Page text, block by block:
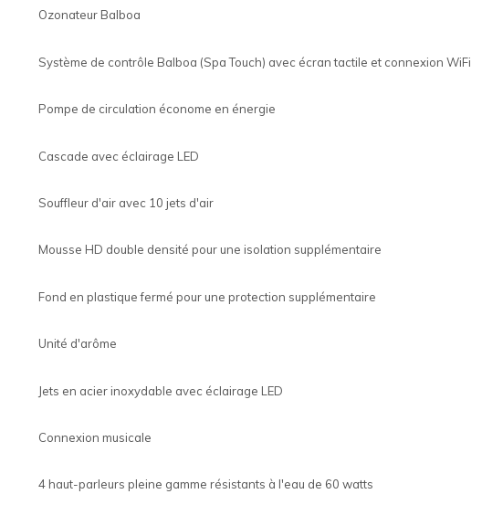
Ozonateur Balboa
Système de contrôle Balboa (Spa Touch) avec écran tactile et connexion WiFi
Pompe de circulation économe en énergie
Cascade avec éclairage LED
Souffleur d'air avec 10 jets d'air
Mousse HD double densité pour une isolation supplémentaire
Fond en plastique fermé pour une protection supplémentaire
Unité d'arôme
Jets en acier inoxydable avec éclairage LED
Connexion musicale
4 haut-parleurs pleine gamme résistants à l'eau de 60 watts